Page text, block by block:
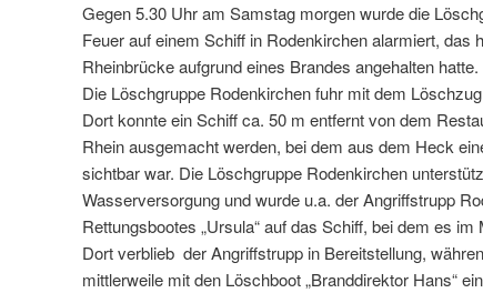
Gegen 5.30 Uhr am Samstag morgen wurde die
Feuer auf einem Schiff in Rodenkirchen alarmiert, das
Rheinbrücke aufgrund eines Brandes angehalten hatte.
Die Löschgruppe Rodenkirchen fuhr mit dem
Dort konnte ein Schiff ca. 50 m entfernt von dem
Rhein ausgemacht werden, bei dem aus dem Heck
sichtbar war. Die Löschgruppe Rodenkirchen
Wasserversorgung und wurde u.a. der Angriffstrupp
Rettungsbootes „Ursula“ auf das Schiff, bei dem es
Dort verblieb der Angriffstrupp in Bereitstellung,
mittlerweile mit den Löschboot „Branddirektor Hans“